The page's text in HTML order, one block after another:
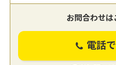
お問合わせ
電話